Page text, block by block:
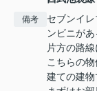
備考
セブンイ
ンビニが
片方の路
こちらの
建ての建物